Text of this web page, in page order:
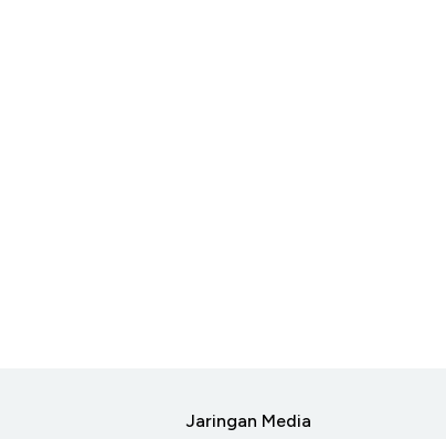
Jaringan Media